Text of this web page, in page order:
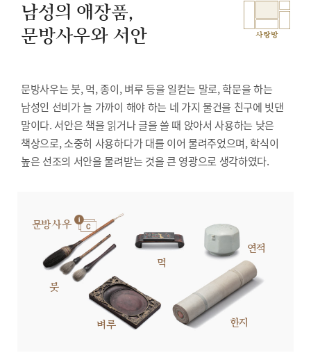
남성의 애장품,
문방사우와 서안
사랑방
문방사우는 붓, 먹, 종이, 벼루 등을 일컫는 말로, 학문을 하는
남성인 선비가 늘 가까이 해야 하는 네 가지 물건을 친구에 빗댄
말이다. 서안은 책을 읽거나 글을 쓸 때 앉아서 사용하는 낮은
책상으로, 소중히 사용하다가 대를 이어 물려주었으며, 학식이
높은 선조의 서안을 물려받는 것을 큰 영광으로 생각하였다.
문방사우
붓
먹
연적
벼루 한지